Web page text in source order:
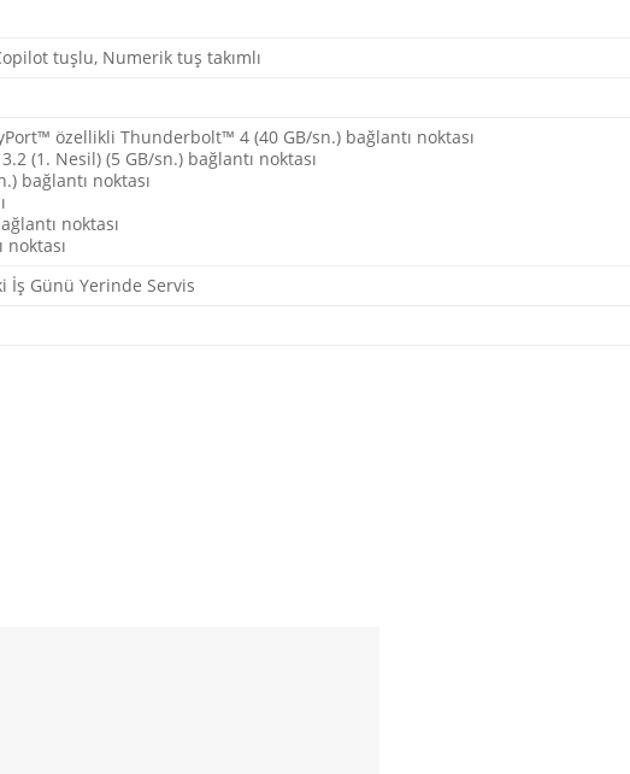
tuşlu, Numerik tuş takımlı
özellikli Thunderbolt™ 4 (40 GB/sn.) bağlantı noktası
(1. Nesil) (5 GB/sn.) bağlantı noktası
bağlantı noktası
noktası
noktası
İş Günü Yerinde Servis